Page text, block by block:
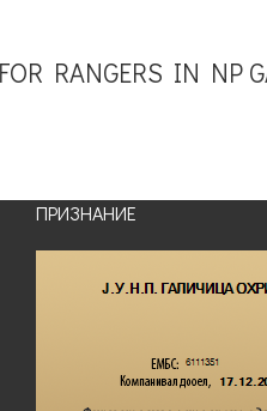
RANGERS IN NP
ПРИЗНАНИЕ